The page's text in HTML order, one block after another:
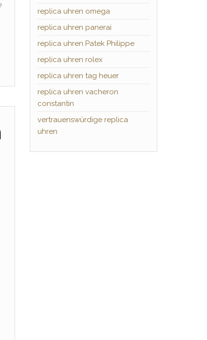
replica uhren omega
replica uhren panerai
replica uhren Patek Philippe
replica uhren rolex
replica uhren tag heuer
replica uhren vacheron
constantin
vertrauenswürdige replica
uhren